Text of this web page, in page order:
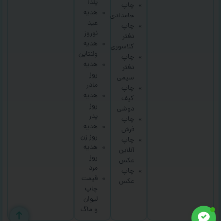
چاپ
جامدادی
چاپ
دفتر
کلاسوری
چاپ
دفتر
سیمی
چاپ
کیف
دوشی
چاپ
فرش
چاپ
آنلاین
عکس
چاپ
عکس
یلدا
هدیه
عید
نوروز
هدیه
ولنتاین
هدیه
روز
مادر
هدیه
روز
پدر
هدیه
روز زن
هدیه
روز
مرد
قیمت
چاپ
لیوان
و ماگ